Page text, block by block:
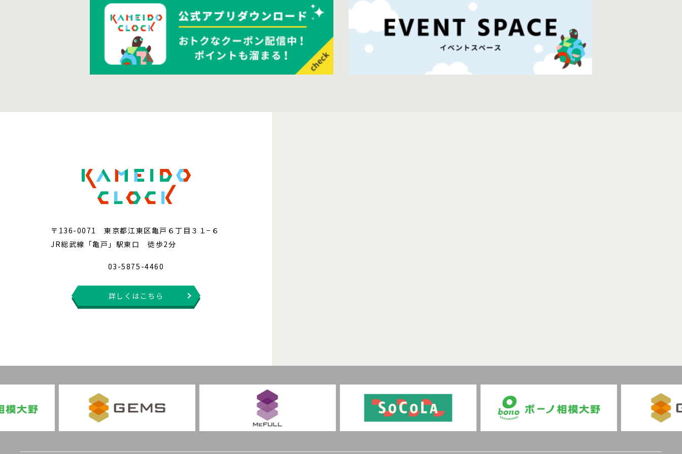
〒136-0071 東京都江東区亀戸６丁目３１−６
JR総武線「亀戸」駅東口 徒歩2分
03-5875-4460
詳しくはこちら